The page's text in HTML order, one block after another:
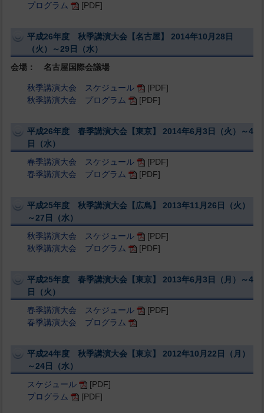
プログラム
[PDF]
平成26年度 秋季講演大会【名古屋】 2014年10月28日
（火）～29日（水）
会場： 名古屋国際会議場
秋季講演大会 スケジュール
[PDF]
秋季講演大会 プログラム
[PDF]
平成26年度 春季講演大会【東京】 2014年6月3日（火）～4
日（水）
春季講演大会 スケジュール
[PDF]
春季講演大会 プログラム
[PDF]
平成25年度 秋季講演大会【広島】 2013年11月26日（火）
～27日（水）
秋季講演大会 スケジュール
[PDF]
秋季講演大会 プログラム
[PDF]
平成25年度 春季講演大会【東京】 2013年6月3日（月）～4
日（火）
春季講演大会 スケジュール
[PDF]
春季講演大会 プログラム
平成24年度 秋季講演大会【東京】 2012年10月22日（月）
～24日（水）
スケジュール
[PDF]
プログラム
[PDF]